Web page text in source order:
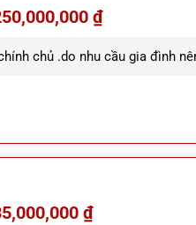
₫
chủ .do nhu cầu gia đình
₫